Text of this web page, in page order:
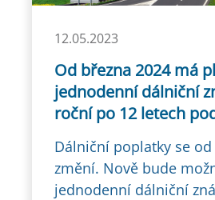
12.05.2023
Od března 2024 má
jednodenní dálniční
roční po 12 letech
Dálniční poplatky se od
změní. Nově bude
jednodenní dálniční